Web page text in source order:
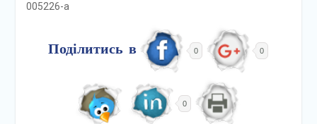
005226-a
Поділитись в 0 0
0